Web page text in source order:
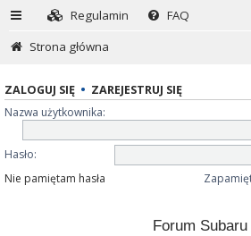
Regulamin
FAQ
Strona główna
ZALOGUJ SIĘ • ZAREJESTRUJ SIĘ
Nazwa użytkownika:
Hasło:
Nie pamiętam hasła
Forum Subaru